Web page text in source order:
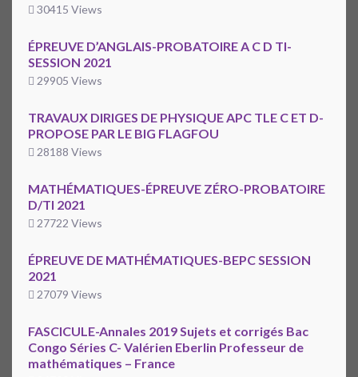
30415 Views
ÉPREUVE D’ANGLAIS-PROBATOIRE A C D TI-
SESSION 2021
29905 Views
TRAVAUX DIRIGES DE PHYSIQUE APC TLE C ET D-
PROPOSE PAR LE BIG FLAGFOU
28188 Views
MATHÉMATIQUES-ÉPREUVE ZÉRO-PROBATOIRE
D/TI 2021
27722 Views
ÉPREUVE DE MATHÉMATIQUES-BEPC SESSION
2021
27079 Views
FASCICULE-Annales 2019 Sujets et corrigés Bac
Congo Séries C- Valérien Eberlin Professeur de
mathématiques – France